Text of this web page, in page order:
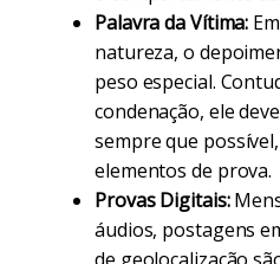
Palavra da Vítima:
natureza, o
peso especial.
condenação, ele
sempre que
elementos de prova.
Provas Digitais:
áudios, postagens